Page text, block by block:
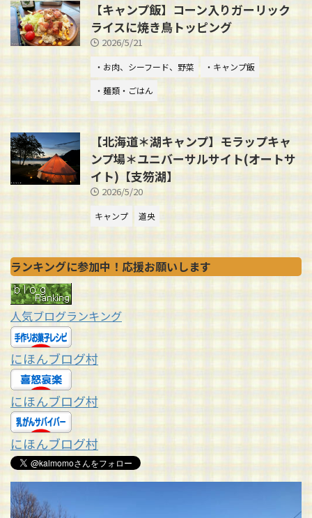
【キャンプ飯】コーン入りガーリック
ライスに焼き鳥トッピング
2026/5/21
・お肉、シーフード、野菜
・キャンプ飯
・麺類・ごはん
【北海道＊湖キャンプ】モラップキャ
ンプ場＊ユニバーサルサイト(オートサ
イト)【支笏湖】
2026/5/20
キャンプ 道央
ランキングに参加中！応援お願いします
人気ブログランキング
にほんブログ村
にほんブログ村
にほんブログ村